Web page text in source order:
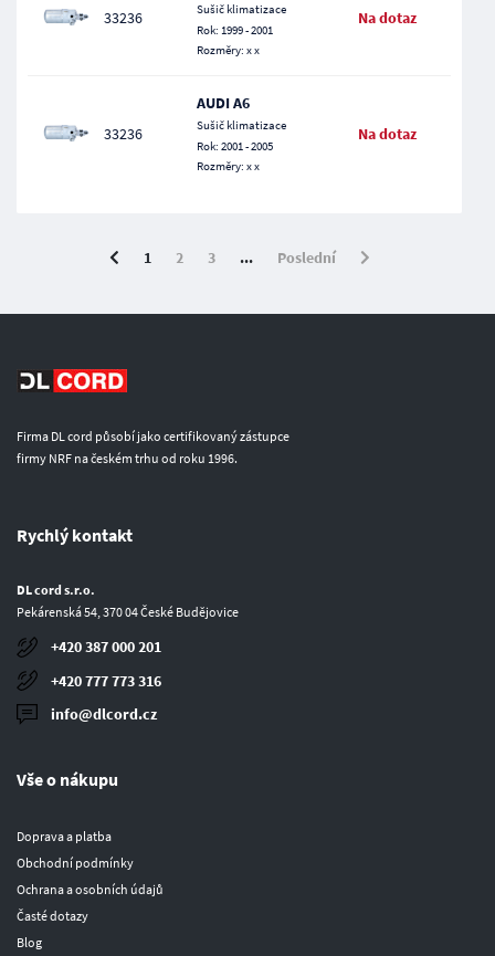
33236
Sušič klimatizace
Rok: 1999 - 2001
Rozměry: x x
Na dotaz
33236
AUDI A6
Sušič klimatizace
Rok: 2001 - 2005
Rozměry: x x
Na dotaz
1 2 3 ... Poslední
Firma DL cord působí jako certifikovaný zástupce
firmy NRF na českém trhu od roku 1996.
Rychlý kontakt
DL cord s.r.o.
Pekárenská 54, 370 04 České Budějovice
+420 387 000 201
+420 777 773 316
info@dlcord.cz
Vše o nákupu
Doprava a platba
Obchodní podmínky
Ochrana a osobních údajů
Časté dotazy
Blog